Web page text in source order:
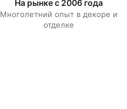
На рынке с 2006 года
Многолетний опыт в декоре и
отделке